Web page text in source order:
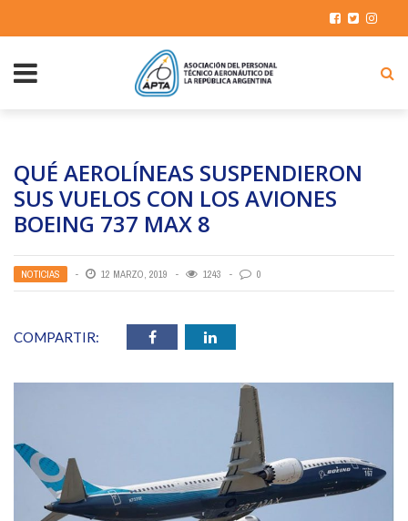
QUÉ AEROLÍNEAS SUSPENDIERON
SUS VUELOS CON LOS AVIONES
BOEING 737 MAX 8
NOTICIAS 12 MARZO, 2019 1243 0
COMPARTIR: